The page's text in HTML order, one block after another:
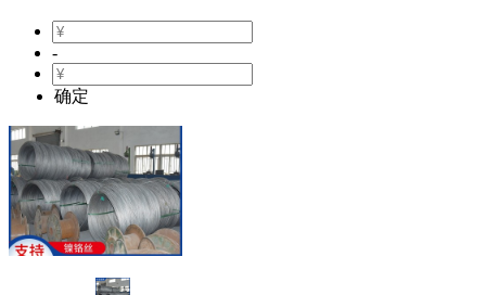
-
确定